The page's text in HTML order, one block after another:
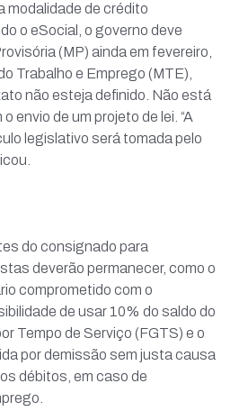
modalidade de crédito
o eSocial, o governo deve
(MP) ainda em fevereiro,
Trabalho e Emprego (MTE),
não esteja definido. Não está
envio de um projeto de lei. “A
legislativo será tomada pelo
do consignado para
deverão permanecer, como o
comprometido com o
de usar 10% do saldo do
Tempo de Serviço (FGTS) e o
por demissão sem justa causa
débitos, em caso de